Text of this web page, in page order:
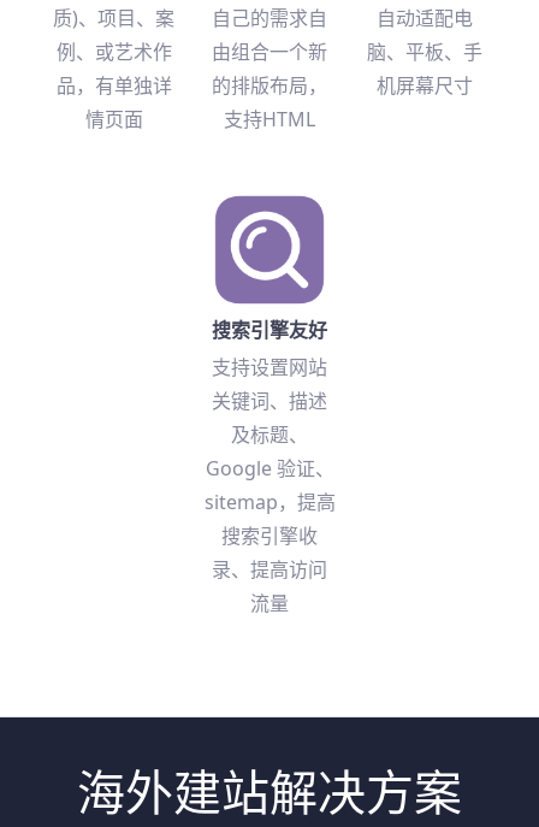
质)、项目、案
例、或艺术作
品，有单独详
情页面
自己的需求自
由组合一个新
的排版布局，
支持HTML
自动适配电
脑、平板、手
机屏幕尺寸
搜索引擎友好
支持设置网站
关键词、描述
及标题、
Google 验证、
sitemap，提高
搜索引擎收
录、提高访问
流量
海外建站解决方案